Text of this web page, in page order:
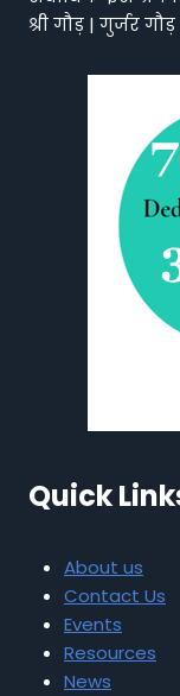
श्री गौड़ | गुर्जर गौड़
Quick
About us
Contact Us
Events
Resources
News